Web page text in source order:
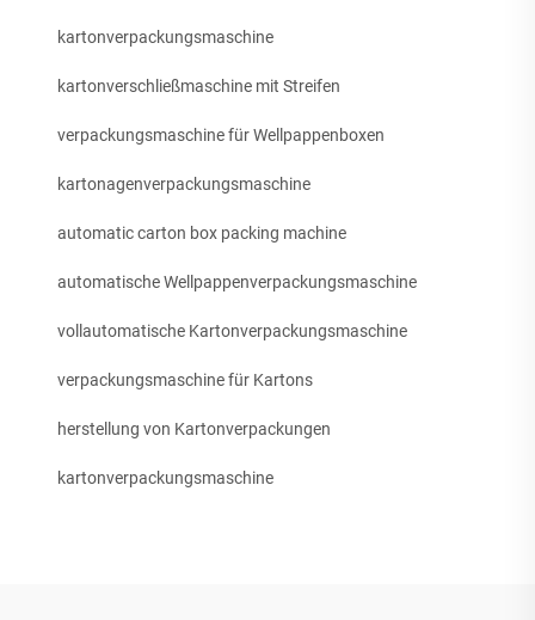
kartonverpackungsmaschine
kartonverschließmaschine mit Streifen
verpackungsmaschine für Wellpappenboxen
kartonagenverpackungsmaschine
automatic carton box packing machine
automatische Wellpappenverpackungsmaschine
vollautomatische Kartonverpackungsmaschine
verpackungsmaschine für Kartons
herstellung von Kartonverpackungen
kartonverpackungsmaschine